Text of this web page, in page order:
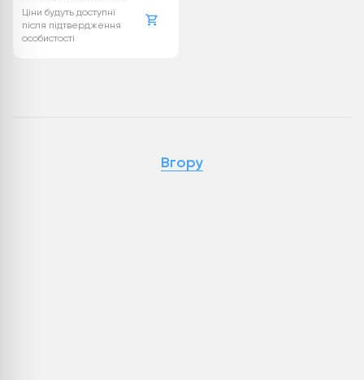
Ціни будуть доступні
після підтвердження
особистості
Вгору